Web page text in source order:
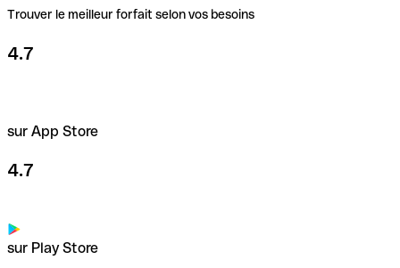
Trouver le meilleur forfait selon vos besoins
4.7
sur App Store
4.7
sur Play Store